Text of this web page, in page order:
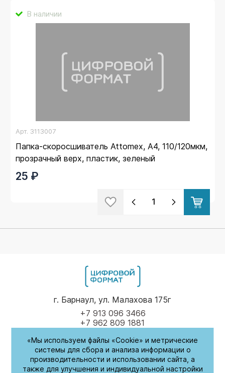
В наличии
Арт. 3113007
Папка-скоросшиватель Attomex, А4, 110/120мкм,
прозрачный верх, пластик, зеленый
25 ₽
+7 913 096 3466
+7 962 809 1881
г. Барнаул, ул. Малахова 175г
Пн-Пт 9.00 - 17.00
(обед с 14:00-14:30)
«Мы используем файлы «Cookie» и метрические
системы для сбора и анализа информации о
производительности и использовании сайта, а
также для улучшения и индивидуальной настройки